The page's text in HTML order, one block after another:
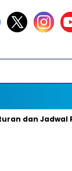
Resminya